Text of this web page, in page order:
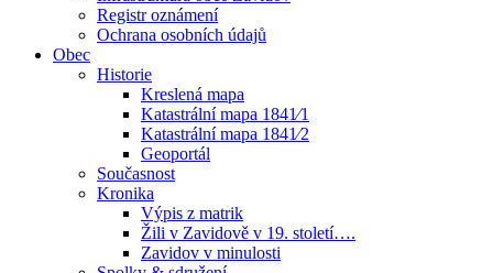
Registr oznámení
Ochrana osobních údajů
Obec
Historie
Kreslená mapa
Katastrální mapa 1841⁄1
Katastrální mapa 1841⁄2
Geoportál
Současnost
Kronika
Výpis z matrik
Žili v Zavidově v 19. století….
Zavidov v minulosti